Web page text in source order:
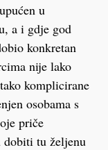
u
a i gdje god
konkretan
nije lako
komplicirane
osobama s
priče
dobiti tu željenu